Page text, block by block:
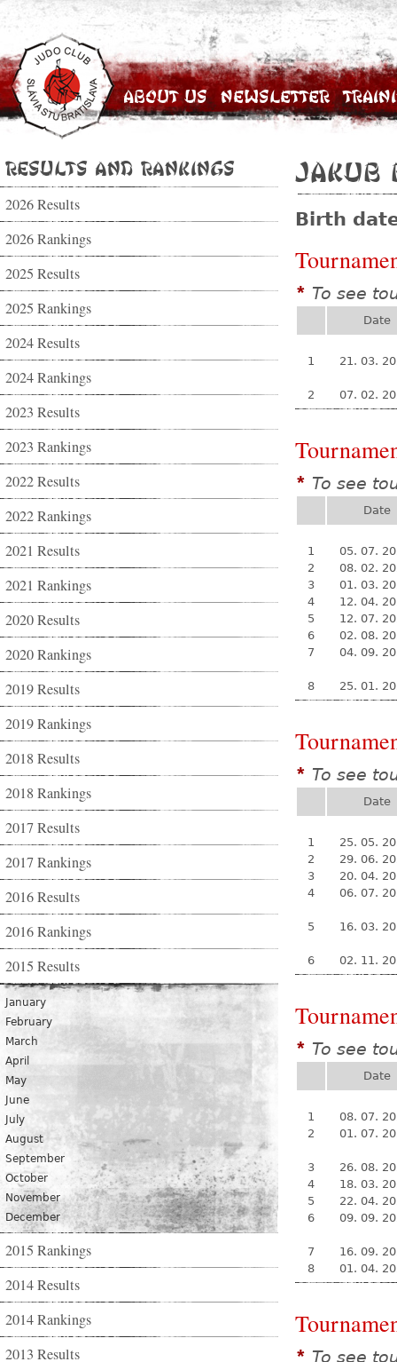
About Us Newsletter
Results and Rankings
2026 Results
2026 Rankings
2025 Results
2025 Rankings
2024 Results
2024 Rankings
2023 Results
2023 Rankings
2022 Results
2022 Rankings
2021 Results
2021 Rankings
2020 Results
2020 Rankings
2019 Results
2019 Rankings
2018 Results
2018 Rankings
2017 Results
2017 Rankings
2016 Results
2016 Rankings
2015 Results
January
February
March
April
May
June
July
August
September
October
November
December
2015 Rankings
2014 Results
2014 Rankings
2013 Results
Jakub
Birth
* To see
Date
1 21. 03.
2 07. 02.
* To see
Date
1
05. 07.
2
08. 02.
3
01. 03.
4
12. 04.
5
12. 07.
6
02. 08.
7
04. 09.
8 25. 01.
* To see
Date
1
25. 05.
2
29. 06.
3
20. 04.
4
06. 07.
5 16. 03.
6 02. 11.
* To see
Date
1
08. 07.
2
01. 07.
3
26. 08.
4
18. 03.
5
22. 04.
6
09. 09.
7
16. 09.
8
01. 04.
To see